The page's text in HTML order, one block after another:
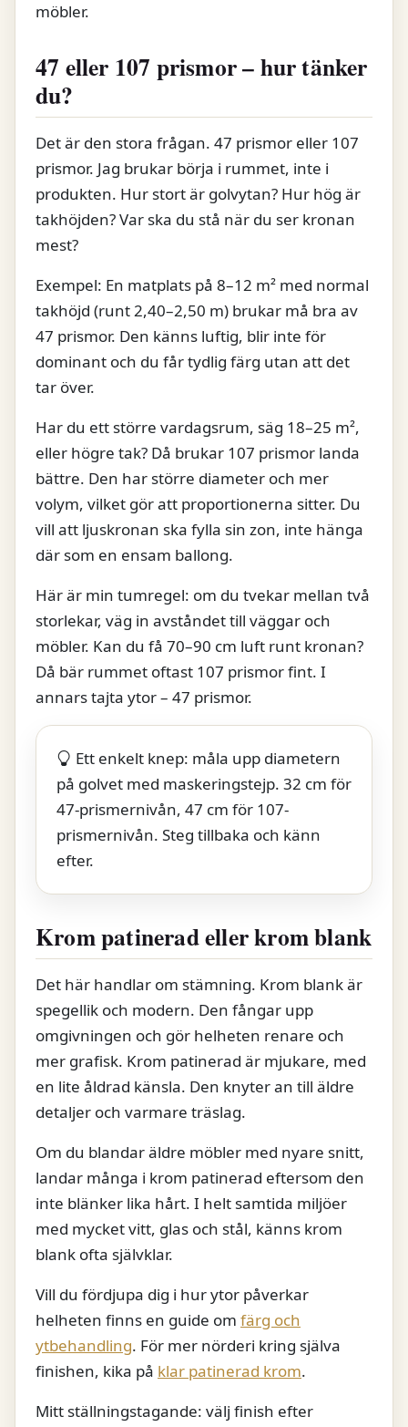
möbler.
47 eller 107 prismor – hur tänker
du?
Det är den stora frågan. 47 prismor eller 107
prismor. Jag brukar börja i rummet, inte i
produkten. Hur stort är golvytan? Hur hög är
takhöjden? Var ska du stå när du ser kronan
mest?
Exempel: En matplats på 8–12 m² med normal
takhöjd (runt 2,40–2,50 m) brukar må bra av
47 prismor. Den känns luftig, blir inte för
dominant och du får tydlig färg utan att det
tar över.
Har du ett större vardagsrum, säg 18–25 m²,
eller högre tak? Då brukar 107 prismor landa
bättre. Den har större diameter och mer
volym, vilket gör att proportionerna sitter. Du
vill att ljuskronan ska fylla sin zon, inte hänga
där som en ensam ballong.
Här är min tumregel: om du tvekar mellan två
storlekar, väg in avståndet till väggar och
möbler. Kan du få 70–90 cm luft runt kronan?
Då bär rummet oftast 107 prismor fint. I
annars tajta ytor – 47 prismor.
Ett enkelt knep: måla upp diametern
på golvet med maskeringstejp. 32 cm för
47-prismernivån, 47 cm för 107-
prismernivån. Steg tillbaka och känn
efter.
Krom patinerad eller krom blank
Det här handlar om stämning. Krom blank är
spegellik och modern. Den fångar upp
omgivningen och gör helheten renare och
mer grafisk. Krom patinerad är mjukare, med
en lite åldrad känsla. Den knyter an till äldre
detaljer och varmare träslag.
Om du blandar äldre möbler med nyare snitt,
landar många i krom patinerad eftersom den
inte blänker lika hårt. I helt samtida miljöer
med mycket vitt, glas och stål, känns krom
blank ofta självklar.
Vill du fördjupa dig i hur ytor påverkar
helheten finns en guide om färg och
ytbehandling. För mer nörderi kring själva
finishen, kika på klar patinerad krom.
Mitt ställningstagande: välj finish efter